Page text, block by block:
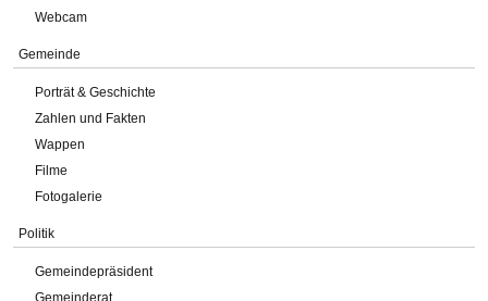
Webcam
Gemeinde
Porträt & Geschichte
Zahlen und Fakten
Wappen
Filme
Fotogalerie
Politik
Gemeindepräsident
Gemeinderat